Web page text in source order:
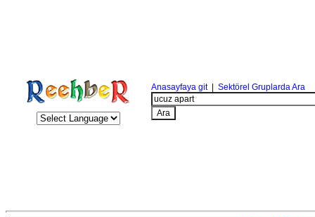
Anasayfaya git| Sektörel Gruplarda Ara